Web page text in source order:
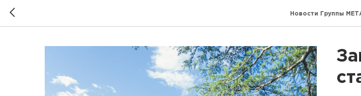
Новости Группы